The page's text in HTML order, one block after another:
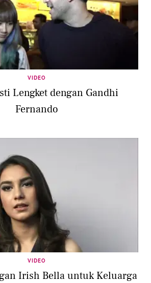
VIDEO
Lengket dengan Gandhi
Fernando
VIDEO
Irish Bella untuk Keluarga